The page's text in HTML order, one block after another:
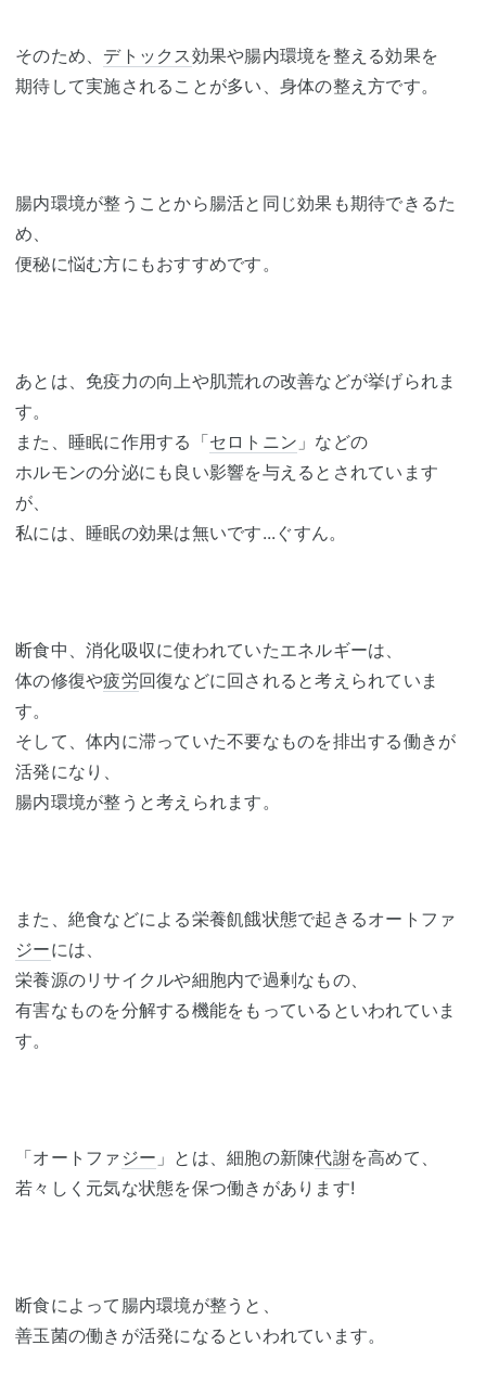
そのため、 デトックス効果や腸内環境を整える効果を
期待して実施されることが多い、身体の整え方です。
腸内環境が整うことから腸活と同じ効果も期待できるた
め、
便秘に悩む方にもおすすめです。
あとは、免疫力の向上や肌荒れの改善などが挙げられま
す。
また、睡眠に作用する「セロトニン 」などの
ホルモンの分泌にも良い影響を与えるとされています
が、
私には、睡眠の効果は無いです...ぐすん。
断食中、消化吸収に使われていたエネルギーは、
体の修復や疲労回復などに回されると考えられていま
す。
そして、体内に滞っていた不要なものを排出する働きが
活発になり、
腸内環境が整うと考えられます。
また、絶食などによる栄養飢餓状態で起きるオートファ
ジーには、
栄養源のリサイクルや細胞内で過剰なもの、
有害なものを分解する機能をもっているといわれていま
す。
「オートファ ジー 」とは、細胞の新陳代謝を高めて、
若々しく元気な状態を保つ働きがあります!
断食によって腸内環境が整うと、
善玉菌の働きが活発になるといわれています。